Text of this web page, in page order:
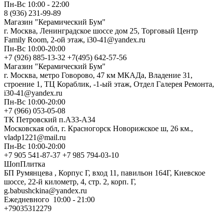
Пн-Вс 10:00 - 22:00
8 (936) 231-99-89
Магазин "Керамический Бум"
г. Москва, Ленинградское шоссе дом 25, Торговый Центр
Family Room, 2-ой этаж, i30-41@yandex.ru
Пн-Вс 10:00-20:00
+7 (926) 885-13-32 +7(495) 642-57-56
Магазин "Керамический Бум"
г. Москва, метро Говорово, 47 км МКАДа, Владение 31,
строение 1, ТЦ Кораблик, -1-ый этаж, Отдел Галерея Ремонта,
i30-41@yandex.ru
Пн-Вс 10:00-20:00
+7 (966) 053-05-08
ТК Петровский п.А33-А34
Московская обл, г. Красногорск Новорижское ш, 26 км.,
vladp1221@mail.ru
Пн-Вс 10:00-20:00
+7 905 541-87-37 +7 985 794-03-10
ШопПлитка
БП Румянцева , Корпус Г, вход 11, павильон 164Г, Киевское
шоссе, 22-й километр, 4, стр. 2, корп. Г,
g.babushckina@yandex.ru
Ежедневного 10:00 - 21:00
+79035312279